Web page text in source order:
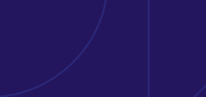
Kunder & case
Om oss
Nyheter